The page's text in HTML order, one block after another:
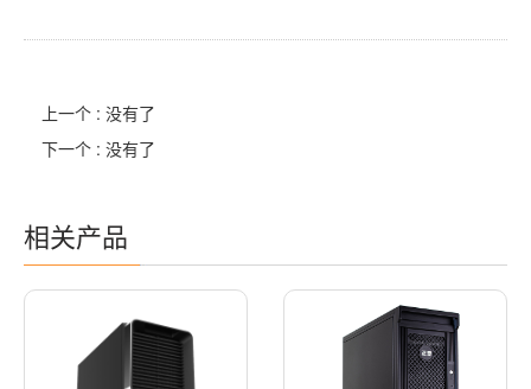
上一个 : 没有了
下一个 : 没有了
相关产品